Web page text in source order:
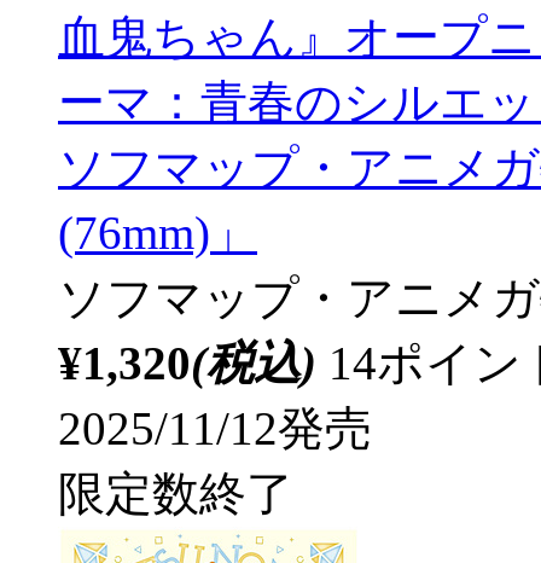
血鬼ちゃん』オープ
ーマ：青春のシルエ
ソフマップ・アニメ
(76mm)」
ソフマップ・アニメ
¥1,320(税込) 14ポイ
2025/11/12発売
限定数終了